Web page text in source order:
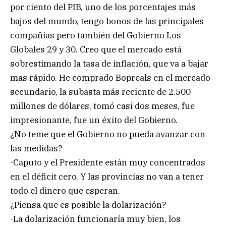
por ciento del PIB, uno de los porcentajes más
bajos del mundo, tengo bonos de las principales
compañías pero también del Gobierno Los
Globales 29 y 30. Creo que el mercado está
sobrestimando la tasa de inflación, que va a bajar
mas rápido. He comprado Bopreals en el mercado
secundario, la subasta más reciente de 2.500
millones de dólares, tomó casi dos meses, fue
impresionante, fue un éxito del Gobierno.
¿No teme que el Gobierno no pueda avanzar con
las medidas?
-Caputo y el Presidente están muy concentrados
en el déficit cero. Y las provincias no van a tener
todo el dinero que esperan.
¿Piensa que es posible la dolarización?
-La dolarización funcionaría muy bien, los